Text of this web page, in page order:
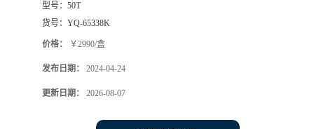
型号： 50T
货号： YQ-65338K
价格： ￥2990/盒
发布日期： 2024-04-24
更新日期： 2026-08-07